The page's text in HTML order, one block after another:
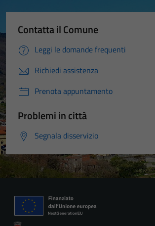
Contatta il Comune
Leggi le domande frequenti
Richiedi assistenza
Prenota appuntamento
Problemi in città
Segnala disservizio